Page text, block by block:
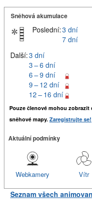
Sněhová akumulace
Poslední:3 dní
7 dní
Další:3 dní
3 – 6 dní
6 – 9 dní
9 – 12 dní
12 – 16 dní
Pouze členové mohou
sněhové mapy. Zaregistrujte se!
Aktuální podmínky
Vítr
Webkamery
Seznam všech